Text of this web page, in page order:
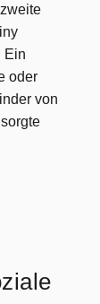
Ein
oder
von